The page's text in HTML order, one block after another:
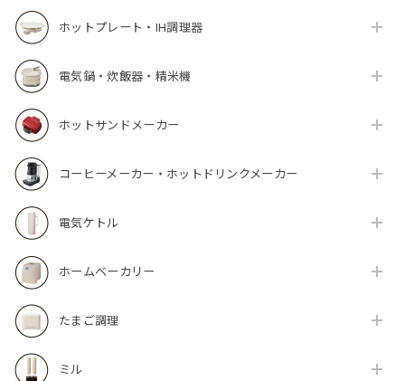
ホットプレート・IH調理器
電気鍋・炊飯器・精米機
ホットサンドメーカー
コーヒーメーカー・ホットドリンクメーカー
電気ケトル
ホームベーカリー
たまご調理
ミル